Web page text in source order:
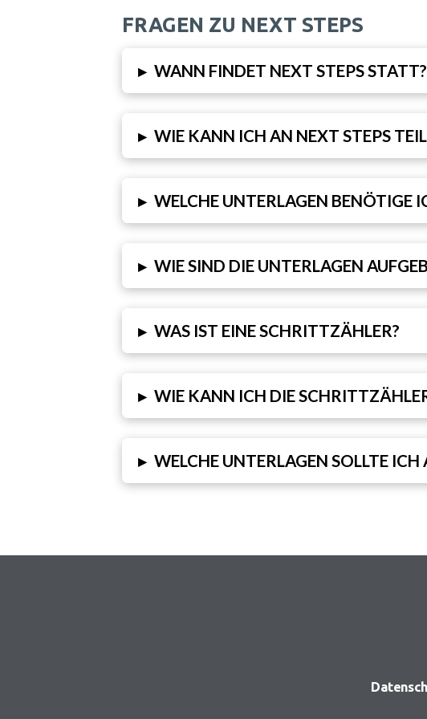
FRAGEN ZU NEXT STEPS
▸ WANN FINDET NEXT STEPS STATT?
▸ WIE KANN ICH AN NEXT STEPS
▸ WELCHE UNTERLAGEN BENÖTIGE
▸ WIE SIND DIE UNTERLAGEN
▸ WAS IST EINE SCHRITTZÄHLER?
▸ WIE KANN ICH DIE
▸ WELCHE UNTERLAGEN SOLLTE ICH